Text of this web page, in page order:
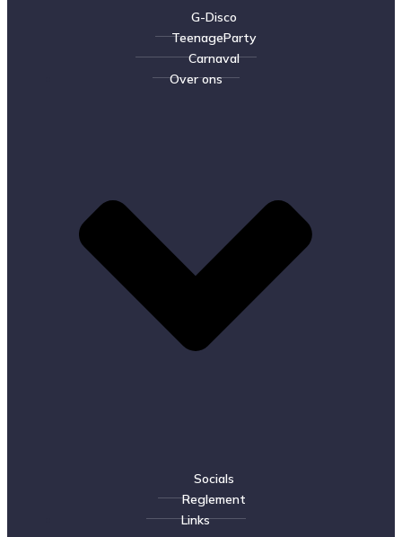
G-Disco
TeenageParty
Carnaval
Over ons
Socials
Reglement
Links